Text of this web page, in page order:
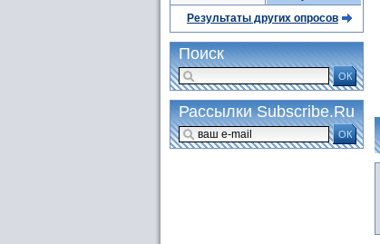
Результаты других опросов
Поиск
ОК
Рассылки Subscribe.Ru
ОК